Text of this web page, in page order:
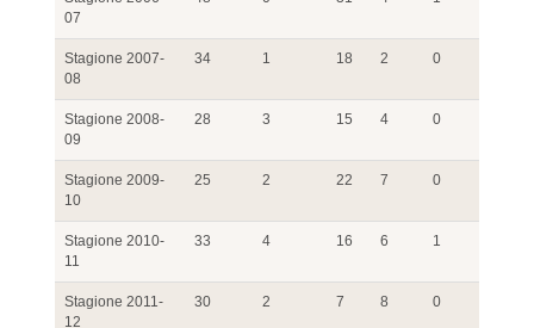
07
Stagione 2007-
08
34 1 18 2 0
Stagione 2008-
09
28 3 15 4 0
Stagione 2009-
10
25 2 22 7 0
Stagione 2010-
11
33 4 16 6 1
Stagione 2011-
12
30 2 7 8 0